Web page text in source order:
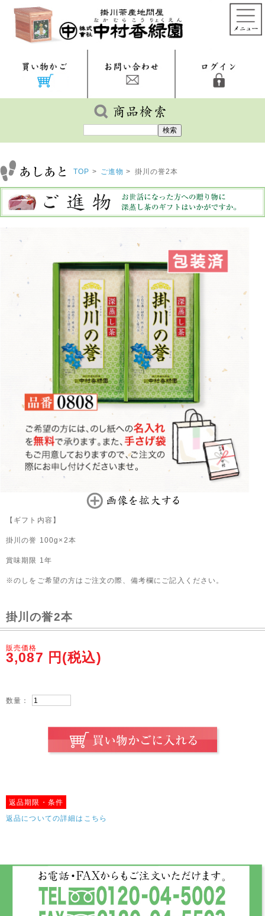
TOP > ご進物 > 掛川の誉2本
【ギフト内容】
掛川の誉 100g×2本
賞味期限 1年
※のしをご希望の方はご注文の際、備考欄にご記入ください。
掛川の誉2本
販売価格
3,087 円(税込)
数量：
返品期限・条件
返品についての詳細はこちら